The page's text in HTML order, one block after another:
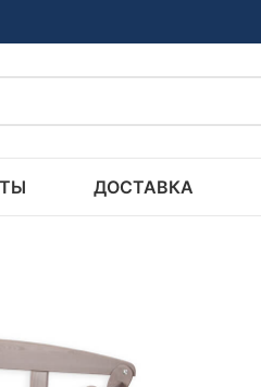
ДОСТАВКА